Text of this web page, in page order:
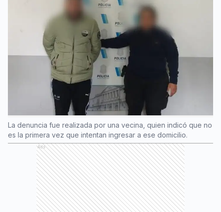
La denuncia fue realizada por una vecina, quien indicó que no
es la primera vez que intentan ingresar a ese domicilio.
Ads